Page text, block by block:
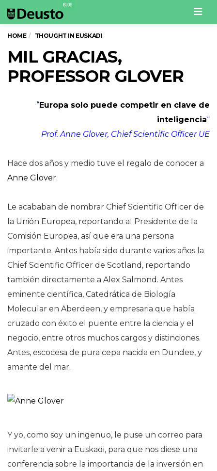
HOME THOUGHT IN EUSKADI
MIL GRACIAS,
PROFESSOR GLOVER
“Europa solo puede competir en clave de
inteligencia“
Prof. Anne Glover, Chief Scientific Officer UE
Hace dos años y medio tuve el regalo de conocer a
Anne Glover.
Le acababan de nombrar Chief Scientific Officer de
la Unión Europea, reportando al Presidente de la
Comisión Europea, así que era una persona
importante. Antes había sido durante varios años la
Chief Scientific Officer de Scotland, reportando
también directamente a Alex Salmond. Antes
eminente científica, Catedrática de Biología
Molecular en Aberdeen, y empresaria que había
cruzado con éxito el puente entre la ciencia y el
negocio, entre otros muchos cargos y distinciones.
Antes, escocesa de pura cepa nacida en Dundee, y
amante del mar.
Y yo, como soy un ingenuo, le puse un correo para
invitarle a venir a Euskadi, para que nos diese una
conferencia sobre la importancia de la inversión en